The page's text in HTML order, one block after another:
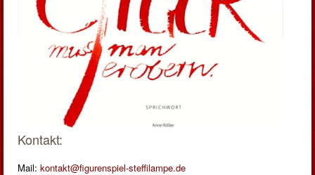
Kontakt:
Mail: kontakt@figurenspiel-steffilampe.de